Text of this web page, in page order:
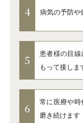
4 病気の予防や
5
患者様の目線
もって接しま
6
常に医療や時
磨き続けます